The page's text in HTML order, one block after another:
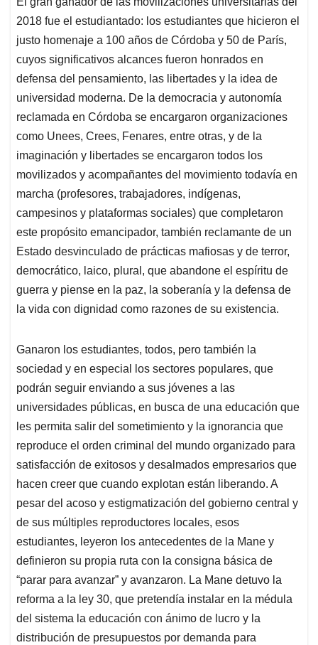
s
A
p
p
b
o
o
k
e
d
I
n
l
a
d
s
2018 fue el estudiantado: los estudiantes que hicieron el
justo homenaje a 100 años de Córdoba y 50 de París,
cuyos significativos alcances fueron honrados en
defensa del pensamiento, las libertades y la idea de
universidad moderna. De la democracia y autonomía
reclamada en Córdoba se encargaron organizaciones
como Unees, Crees, Fenares, entre otras, y de la
imaginación y libertades se encargaron todos los
movilizados y acompañantes del movimiento todavía en
marcha (profesores, trabajadores, indígenas,
campesinos y plataformas sociales) que completaron
este propósito emancipador, también reclamante de un
Estado desvinculado de prácticas mafiosas y de terror,
democrático, laico, plural, que abandone el espíritu de
guerra y piense en la paz, la soberanía y la defensa de
la vida con dignidad como razones de su existencia.
Ganaron los estudiantes, todos, pero también la
sociedad y en especial los sectores populares, que
podrán seguir enviando a sus jóvenes a las
universidades públicas, en busca de una educación que
les permita salir del sometimiento y la ignorancia que
reproduce el orden criminal del mundo organizado para
satisfacción de exitosos y desalmados empresarios que
hacen creer que cuando explotan están liberando. A
pesar del acoso y estigmatización del gobierno central y
de sus múltiples reproductores locales, esos
estudiantes, leyeron los antecedentes de la Mane y
definieron su propia ruta con la consigna básica de
“parar para avanzar” y avanzaron. La Mane detuvo la
reforma a la ley 30, que pretendía instalar en la médula
del sistema la educación con ánimo de lucro y la
distribución de presupuestos por demanda para